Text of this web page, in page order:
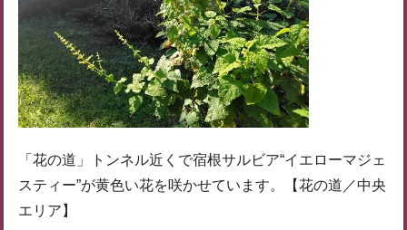
「花の道」トンネル近くで宿根サルビア“イエローマジェ
スティー”が黄色い花を咲かせています。【花の道／中央
エリア】